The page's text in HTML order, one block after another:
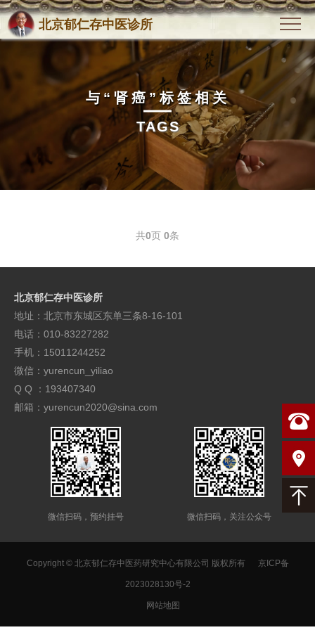
北京郁仁存中医诊所
与 “肾癌”标签相关
TAGS
共0页 0条
北京郁仁存中医诊所
地址：北京市东城区东单三条8-16-101
电话：010-83227282
手机：15011244252
微信：yurencun_yiliao
Q Q ：193407340
邮箱：yurencun2020@sina.com
微信扫码，预约挂号 微信扫码，关注公众号
Copyright © 北京郁仁存中医药研究中心有限公司 版权所有 京ICP备
2023028130号-2
网站地图